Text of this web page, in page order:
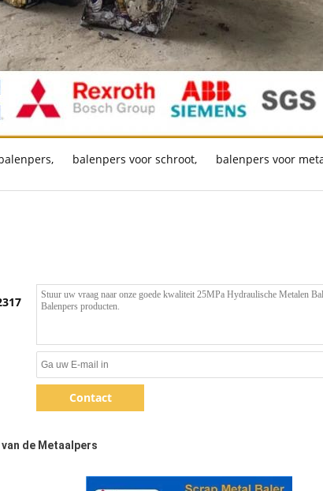
, balenpers voor schroot, balenpers voor
Contact
de Metaalpers